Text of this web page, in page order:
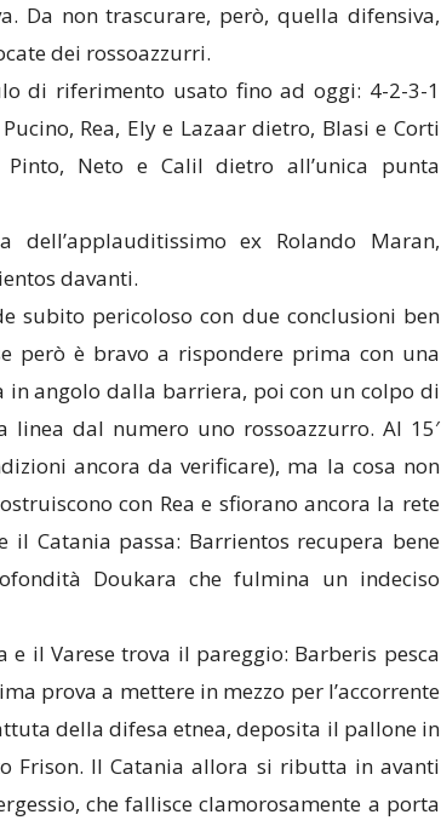
Da non trascurare, però, quella difensiva,
dei rossoazzurri.
di riferimento usato fino ad oggi: 4-2-3-1
Rea, Ely e Lazaar dietro, Blasi e Corti
Neto e Calil dietro all’unica punta
dell’applauditissimo ex Rolando Maran,
davanti.
subito pericoloso con due conclusioni ben
però è bravo a rispondere prima con una
in angolo dalla barriera, poi con un colpo di
dal numero uno rossoazzurro. Al 15′
ancora da verificare), ma la cosa non
con Rea e sfiorano ancora la rete
il Catania passa: Barrientos recupera bene
Doukara che fulmina un indeciso
e il Varese trova il pareggio: Barberis pesca
prova a mettere in mezzo per l’accorrente
della difesa etnea, deposita il pallone in
Frison. Il Catania allora si ributta in avanti
che fallisce clamorosamente a porta